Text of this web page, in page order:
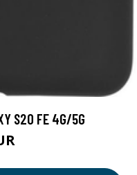
S20 FE 4G/5G